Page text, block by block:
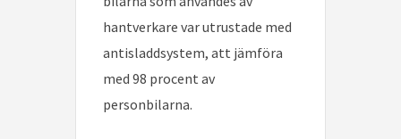
hantverkare var utrustade med
antisladdsystem, att jämföra
med 98 procent av
personbilarna.